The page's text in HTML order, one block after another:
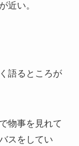
近い。
語るところが
物事を見れて
スをしてい